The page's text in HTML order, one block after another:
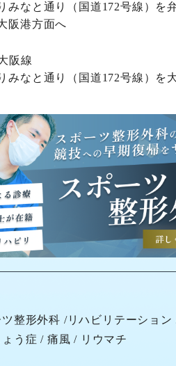
みなと通り（国道172号線）を
阪港方面へ
阪線
みなと通り（国道172号線）を
ツ整形外科 /リハビリテーション
う症 / 痛風 / リウマチ